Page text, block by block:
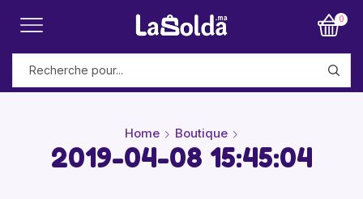
0
Home Boutique
2019-04-08 15:45:04